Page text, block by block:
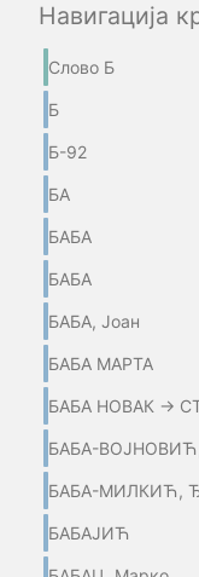
Навигација
Слово Б
Б
Б-92
БА
БАБА
БАБА
БАБА, Јоан
БАБА МАРТА
БАБА НОВАК →
БАБА-
БАБА-МИЛКИЋ,
БАБАЈИЋ